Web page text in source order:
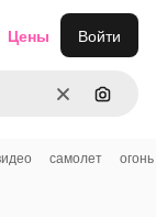
ОчиститьПоиск
Цены Войти
самолет огонь